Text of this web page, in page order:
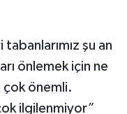
şu an
önlemek için ne
çok önemli.
ilgilenmiyor”